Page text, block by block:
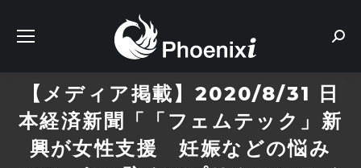
【メディア掲載】2020/8/31 日
本経済新聞「「フェムテック」新
興が女性支援 妊娠などの悩み